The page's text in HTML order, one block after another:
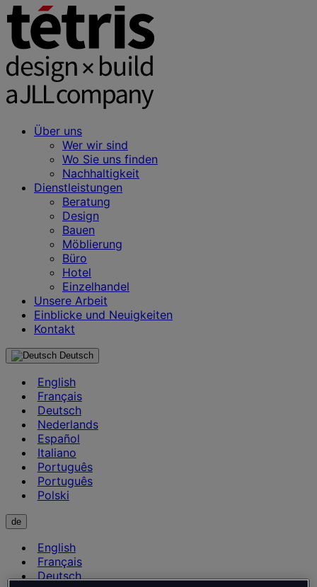
Über uns
Wer wir sind
Wo Sie uns finden
Nachhaltigkeit
Dienstleistungen
Beratung
Design
Bauen
Möblierung
Büro
Hotel
Einzelhandel
Unsere Arbeit
Einblicke und Neuigkeiten
Kontakt
Deutsch
English
Français
Deutsch
Nederlands
Español
Italiano
Português
Português
Polski
de
English
Français
Deutsch